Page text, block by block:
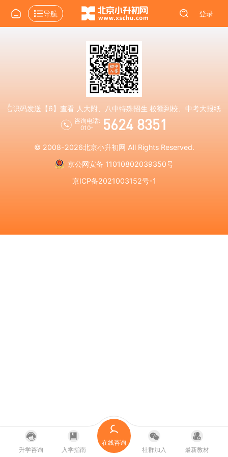
导航 登录
👆识码发送【6】查看 人大附、八中特殊招生 校额到校、中考大报纸
咨询电话:
010-
5624 8351
© 2008-2026北京小升初网 All Rights Reserved.
京公网安备 11010802039350号
京ICP备2021003152号-1
升学咨询 入学指南
在线咨询
社群加入
最新教材